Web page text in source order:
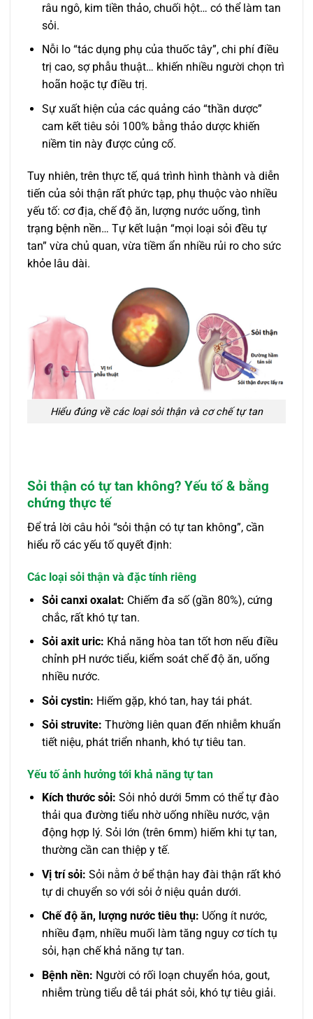
râu ngô, kim tiền thảo, chuối hột… có thể làm tan
sỏi.
Nỗi lo “tác dụng phụ của thuốc tây”, chi phí điều
trị cao, sợ phẫu thuật… khiến nhiều người chọn trì
hoãn hoặc tự điều trị.
Sự xuất hiện của các quảng cáo “thần dược”
cam kết tiêu sỏi 100% bằng thảo dược khiến
niềm tin này được củng cố.
Tuy nhiên, trên thực tế, quá trình hình thành và diễn
tiến của sỏi thận rất phức tạp, phụ thuộc vào nhiều
yếu tố: cơ địa, chế độ ăn, lượng nước uống, tình
trạng bệnh nền… Tự kết luận “mọi loại sỏi đều tự
tan” vừa chủ quan, vừa tiềm ẩn nhiều rủi ro cho sức
khỏe lâu dài.
Hiểu đúng về các loại sỏi thận và cơ chế tự tan
Sỏi thận có tự tan không? Yếu tố & bằng
chứng thực tế
Để trả lời câu hỏi “sỏi thận có tự tan không”, cần
hiểu rõ các yếu tố quyết định:
Các loại sỏi thận và đặc tính riêng
Sỏi canxi oxalat: Chiếm đa số (gần 80%), cứng
chắc, rất khó tự tan.
Sỏi axit uric: Khả năng hòa tan tốt hơn nếu điều
chỉnh pH nước tiểu, kiểm soát chế độ ăn, uống
nhiều nước.
Sỏi cystin: Hiếm gặp, khó tan, hay tái phát.
Sỏi struvite: Thường liên quan đến nhiễm khuẩn
tiết niệu, phát triển nhanh, khó tự tiêu tan.
Yếu tố ảnh hưởng tới khả năng tự tan
Kích thước sỏi: Sỏi nhỏ dưới 5mm có thể tự đào
thải qua đường tiểu nhờ uống nhiều nước, vận
động hợp lý. Sỏi lớn (trên 6mm) hiếm khi tự tan,
thường cần can thiệp y tế.
Vị trí sỏi: Sỏi nằm ở bể thận hay đài thận rất khó
tự di chuyển so với sỏi ở niệu quản dưới.
Chế độ ăn, lượng nước tiêu thụ: Uống ít nước,
nhiều đạm, nhiều muối làm tăng nguy cơ tích tụ
sỏi, hạn chế khả năng tự tan.
Bệnh nền: Người có rối loạn chuyển hóa, gout,
nhiễm trùng tiểu dễ tái phát sỏi, khó tự tiêu giải.